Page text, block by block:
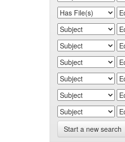
Start a new search